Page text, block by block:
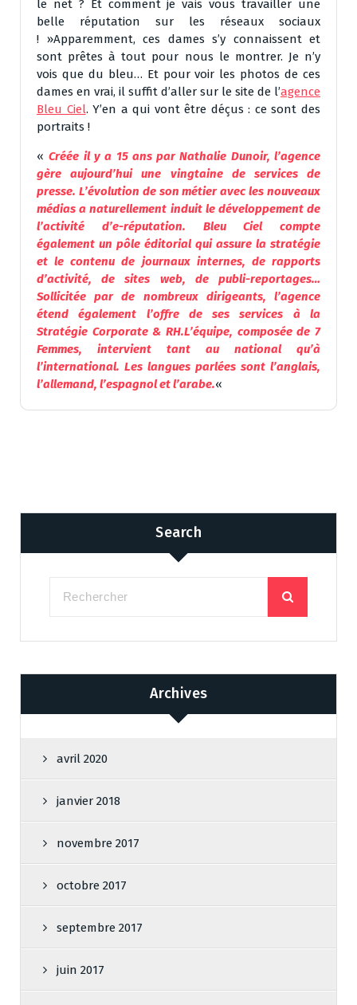
le net ? Et comment je vais vous travailler une
belle réputation sur les réseaux sociaux
! »Apparemment, ces dames s’y connaissent et
sont prêtes à tout pour nous le montrer. Je n’y
vois que du bleu… Et pour voir les photos de ces
dames en vrai, il suffit d’aller sur le site de l’agence
Bleu Ciel. Y’en a qui vont être déçus : ce sont des
portraits !
«Créée il y a 15 ans parNathalie Dunoir, l’agence
gère aujourd’hui une vingtaine de services de
presse. L’évolution de son métier avec les nouveaux
médias a naturellement induit le développement de
l’activité d’e-réputation. Bleu Ciel compte
également un pôle éditorial qui assure la stratégie
et le contenu de journaux internes, de rapports
d’activité, de sites web, de publi-reportages…
Sollicitée par de nombreux dirigeants, l’agence
étend également l’offre de ses services à la
Stratégie Corporate & RH.L’équipe, composée de 7
Femmes, intervient tant au national qu’à
l’international. Les langues parlées sont l’anglais,
l’allemand, l’espagnol et l’arabe.«
Search
Archives
avril 2020
janvier 2018
novembre 2017
octobre 2017
septembre 2017
juin 2017